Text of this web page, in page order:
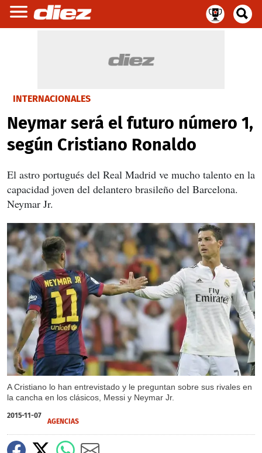
INTERNACIONALES
Neymar será el futuro número 1,
según Cristiano Ronaldo
El astro portugués del Real Madrid ve mucho talento en la
capacidad joven del delantero brasileño del Barcelona.
Neymar Jr.
A Cristiano lo han entrevistado y le preguntan sobre sus rivales en
la cancha en los clásicos, Messi y Neymar Jr.
2015-11-07
AGENCIAS